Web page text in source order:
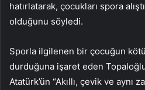
hatırlatarak, çocukları spora
olduğunu söyledi.
Sporla ilgilenen bir çocuğun
durduğuna işaret eden
Atatürk’ün “Akıllı, çevik ve aynı